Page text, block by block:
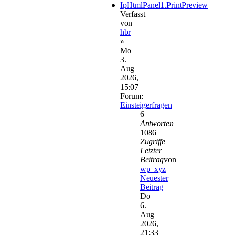
IpHtmlPanel1.PrintPreview
Verfasst
von
hbr
»
Mo
3.
Aug
2026,
15:07
Forum:
Einsteigerfragen
6
Antworten
1086
Zugriffe
Letzter
Beitragvon
wp_xyz
Neuester
Beitrag
Do
6.
Aug
2026,
21:33